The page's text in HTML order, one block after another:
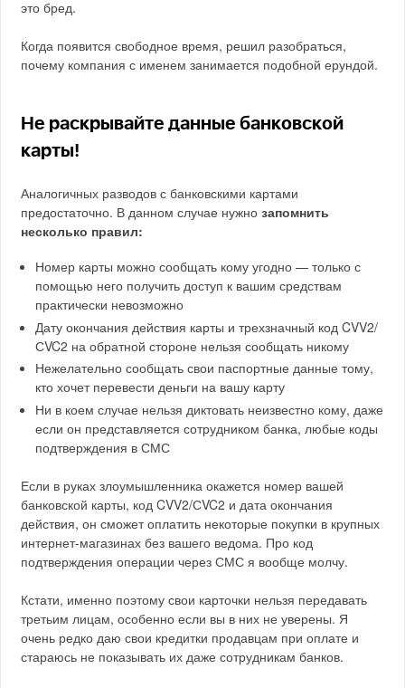
это бред.
Когда появится свободное время, решил разобраться,
почему компания с именем занимается подобной ерундой.
Не раскрывайте данные банковской
карты!
Аналогичных разводов с банковскими картами
предостаточно. В данном случае нужнозапомнить
несколько правил:
Номер карты можно сообщать кому угодно — только с
помощью него получить доступ к вашим средствам
практически невозможно
Дату окончания действия карты и трехзначный код CVV2/
СVC2 на обратной стороне нельзя сообщать никому
Нежелательно сообщать свои паспортные данные тому,
кто хочет перевести деньги на вашу карту
Ни в коем случае нельзя диктовать неизвестно кому, даже
если он представляется сотрудником банка, любые коды
подтверждения в СМС
Если в руках злоумышленника окажется номер вашей
банковской карты, код CVV2/СVC2 и дата окончания
действия, он сможет оплатить некоторые покупки в крупных
интернет-магазинах без вашего ведома. Про код
подтверждения операции через СМС я вообще молчу.
Кстати, именно поэтому свои карточки нельзя передавать
третьим лицам, особенно если вы в них не уверены. Я
очень редко даю свои кредитки продавцам при оплате и
стараюсь не показывать их даже сотрудникам банков.